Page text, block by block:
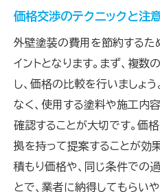
価格交渉のテクニックと注
外壁塗装の費用を節約するた
イントとなります。まず、複
し、価格の比較を行いましょ
なく、使用する塗料や施工内
確認することが大切です。価
拠を持って提案することが効
積もり価格や、同じ条件での
とで、業者に納得してもらい